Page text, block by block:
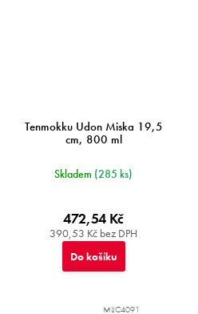
Tenmokku Udon Miska 19,5
cm, 800 ml
Skladem (285 ks)
390,53 Kč bez DPH
472,54 Kč
Do košíku
MIJC4091